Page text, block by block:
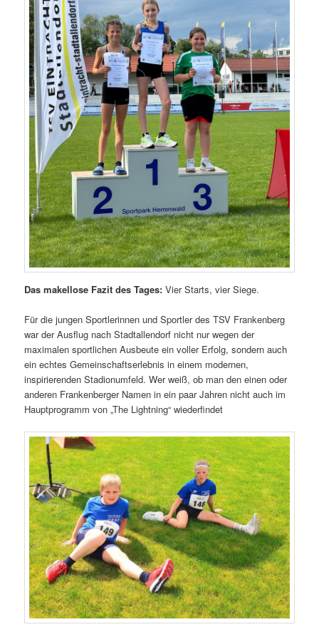
Das makellose Fazit des Tages: Vier Starts, vier Siege.
Für die jungen Sportlerinnen und Sportler des TSV Frankenberg
war der Ausflug nach Stadtallendorf nicht nur wegen der
maximalen sportlichen Ausbeute ein voller Erfolg, sondern auch
ein echtes Gemeinschaftserlebnis in einem modernen,
inspirierenden Stadionumfeld. Wer weiß, ob man den einen oder
anderen Frankenberger Namen in ein paar Jahren nicht auch im
Hauptprogramm von „The Lightning“ wiederfindet